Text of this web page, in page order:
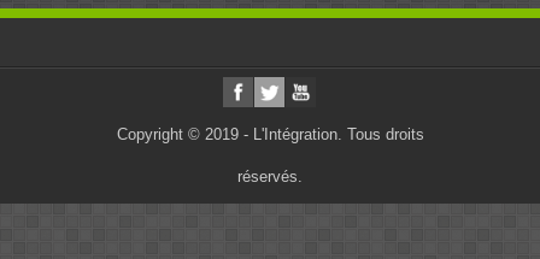
Copyright © 2019 - L'Intégration. Tous droits
réservés.